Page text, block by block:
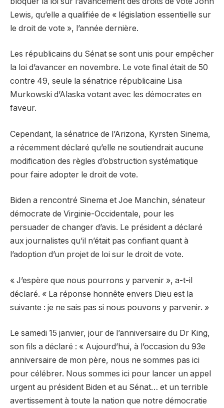
Lewis, qu’elle a qualifiée de « législation essentielle sur
le droit de vote », l’année dernière.
Les républicains du Sénat se sont unis pour empêcher
la loi d’avancer en novembre. Le vote final était de 50
contre 49, seule la sénatrice républicaine Lisa
Murkowski d’Alaska votant avec les démocrates en
faveur.
Cependant, la sénatrice de l’Arizona, Kyrsten Sinema,
a récemment déclaré qu’elle ne soutiendrait aucune
modification des règles d’obstruction systématique
pour faire adopter le droit de vote.
Biden a rencontré Sinema et Joe Manchin, sénateur
démocrate de Virginie-Occidentale, pour les
persuader de changer d’avis. Le président a déclaré
aux journalistes qu’il n’était pas confiant quant à
l’adoption d’un projet de loi sur le droit de vote.
« J’espère que nous pourrons y parvenir », a-t-il
déclaré. « La réponse honnête envers Dieu est la
suivante : je ne sais pas si nous pouvons y parvenir. »
Le samedi 15 janvier, jour de l’anniversaire du Dr King,
son fils a déclaré : « Aujourd’hui, à l’occasion du 93e
anniversaire de mon père, nous ne sommes pas ici
pour célébrer. Nous sommes ici pour lancer un appel
urgent au président Biden et au Sénat… et un terrible
avertissement à toute la nation que notre démocratie